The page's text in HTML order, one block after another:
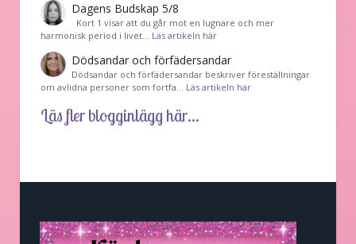
Dagens Budskap 5/8
Kort 1 visar att du går mot en lugnare och mer
harmonisk period i livet… Läs artikeln här
Dödsandar och förfädersandar
Dödsandar och förfädersandar beskriver föreställningar
om avlidna personer som fortfa… Läs artikeln här
Läs fler blogginlägg här...